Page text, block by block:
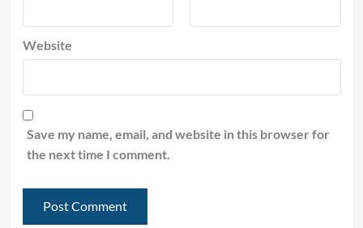
Website
Save my name, email, and website in this browser for
the next time I comment.